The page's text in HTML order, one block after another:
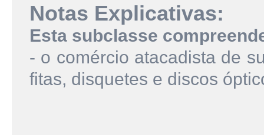
Notas Explicativas:
Esta subclasse
- o comércio atacadista de
fitas, disquetes e discos